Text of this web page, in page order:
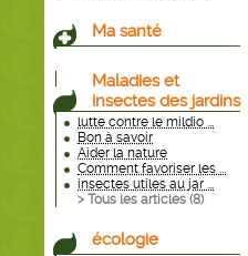
Ma santé
Maladies et
insectes des jardins
lutte contre le mildio ...
Bon à savoir
Aider la nature
Comment favoriser les ...
insectes utiles au jar ...
> Tous les articles (8)
écologie